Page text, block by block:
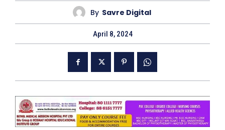
By Savre Digital
April 8, 2024